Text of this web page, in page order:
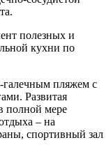
полезных и
кухни по
галечным пляжем с
Развитая
полной мере
– на
спортивный зал